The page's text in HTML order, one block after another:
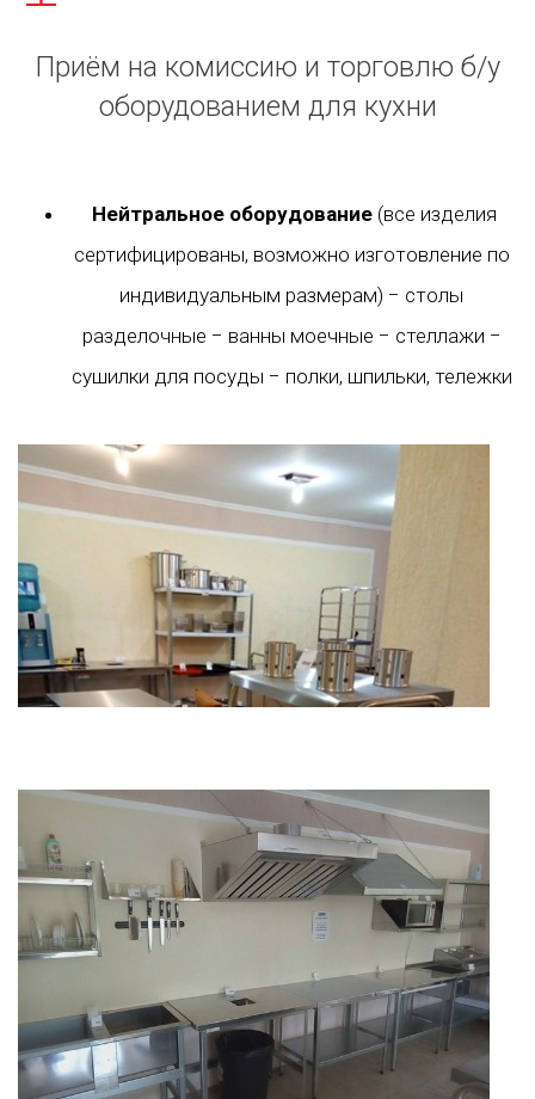
Приём на комиссию и торговлю б/у
оборудованием для кухни
Нейтральное оборудование(все изделия
сертифицированы, возможно изготовление по
индивидуальным размерам) − столы
разделочные − ванны моечные − стеллажи −
сушилки для посуды − полки, шпильки, тележки